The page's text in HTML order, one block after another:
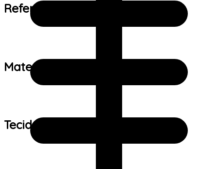
Referência de tamanho:
Material:
Tecido: